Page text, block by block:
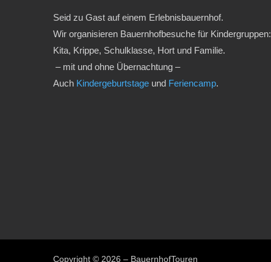
Seid zu Gast auf einem Erlebnisbauernhof.
Wir organisieren Bauernhofbesuche für Kindergruppen:
Kita, Krippe, Schulklasse, Hort und Familie.
– mit und ohne Übernachtung –
Auch Kindergeburtstage und Feriencamp.
Copyright © 2026 – BauernhofTouren